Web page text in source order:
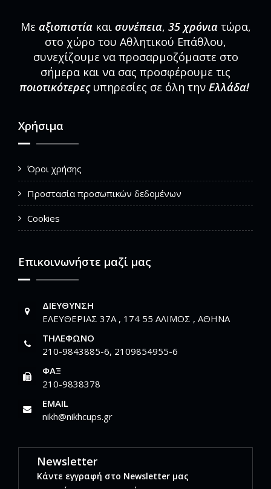
Με αξιοπιστίακαι συνέπεια, 35 χρόνιατώρα,
στο χώρο του Αθλητικού Επάθλου,
συνεχίζουμε να προσαρμοζόμαστε στο
σήμερα και να σας προσφέρουμε τις
ποιοτικότερεςυπηρεσίες σε όλη την Ελλάδα!
Χρήσιμα
Όροι χρήσης
Προστασία προσωπικών δεδομένων
Cookies
Επικοινωνήστε μαζί μας
ΔΙΕΎΘΥΝΣΗ
ΕΛΕΥΘΕΡΙΑΣ 37Α , 174 55 ΑΛΙΜΟΣ , ΑΘΗΝΑ
ΤΗΛΈΦΩΝΟ
210-9843885-6, 2109854955-6
ΦΑΞ
210-9838378
EMAIL
nikh@nikhcups.gr
Newsletter
Κάντε εγγραφή στο Newsletter μας